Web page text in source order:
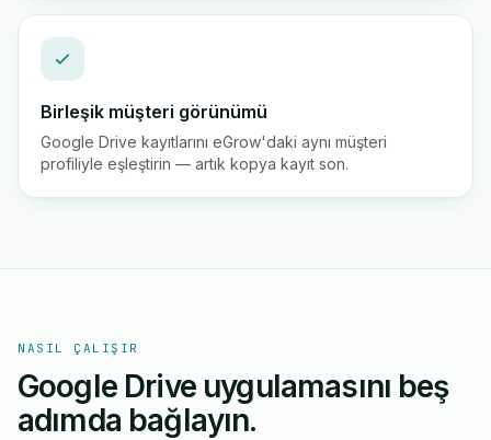
Birleşik müşteri görünümü
Google Drive kayıtlarını eGrow'daki aynı müşteri
profiliyle eşleştirin — artık kopya kayıt son.
NASIL ÇALIŞIR
Google Drive uygulamasını beş
adımda bağlayın.